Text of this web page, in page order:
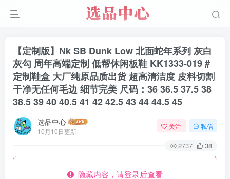
【定制版】Nk SB Dunk Low 北面蛇年系列 灰白
灰勾 周年高端定制 低帮休闲板鞋 KK1333-019 #
定制鞋盒 大厂纯原品质出货 超高清洁度 皮料切割
干净无任何毛边 细节完美 尺码：36 36.5 37.5 38
38.5 39 40 40.5 41 42 42.5 43 44 44.5 45
选品中心
10月10日更新
关注 私信
2737 38
隐藏内容，请登录后查看